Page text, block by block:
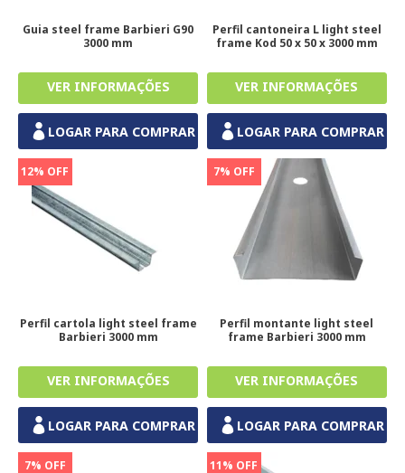
Guia steel frame Barbieri G90
3000 mm
LOGAR PARA COMPRAR
Perfil cantoneira L light steel
frame Kod 50 x 50 x 3000 mm
LOGAR PARA COMPRAR
12% OFF
Perfil cartola light steel frame
Barbieri 3000 mm
LOGAR PARA COMPRAR
7% OFF
Perfil montante light steel
frame Barbieri 3000 mm
LOGAR PARA COMPRAR
7% OFF 11% OFF